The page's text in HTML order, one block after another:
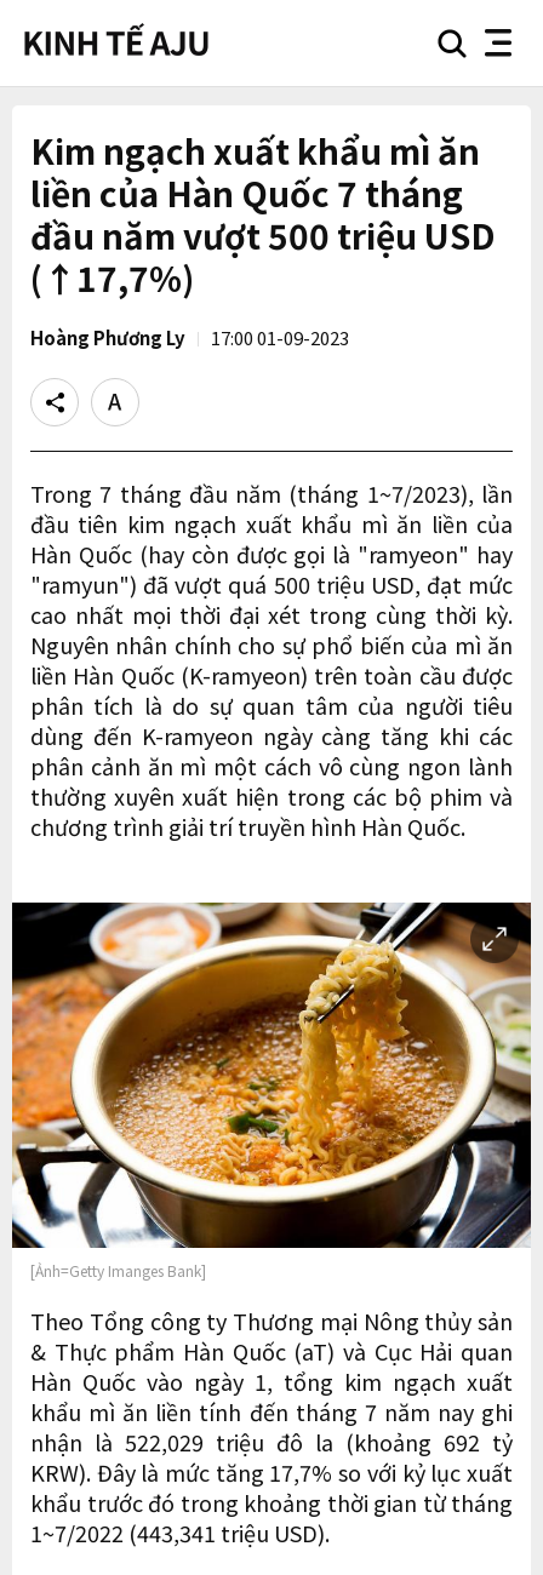
searchnav
Kim ngạch xuất khẩu mì ăn
liền của Hàn Quốc 7 tháng
đầu năm vượt 500 triệu USD
(↑17,7%)
Hoàng Phương Ly 17:00 01-09-2023
Share
Text
size
Trong 7 tháng đầu năm (tháng 1~7/2023), lần
đầu tiên kim ngạch xuất khẩu mì ăn liền của
Hàn Quốc (hay còn được gọi là "ramyeon" hay
"ramyun") đã vượt quá 500 triệu USD, đạt mức
cao nhất mọi thời đại xét trong cùng thời kỳ.
Nguyên nhân chính cho sự phổ biến của mì ăn
liền Hàn Quốc (K-ramyeon) trên toàn cầu được
phân tích là do sự quan tâm của người tiêu
dùng đến K-ramyeon ngày càng tăng khi các
phân cảnh ăn mì một cách vô cùng ngon lành
thường xuyên xuất hiện trong các bộ phim và
chương trình giải trí truyền hình Hàn Quốc.
[Ảnh=Getty Imanges Bank]
Theo Tổng công ty Thương mại Nông thủy sản
& Thực phẩm Hàn Quốc (aT) và Cục Hải quan
Hàn Quốc vào ngày 1, tổng kim ngạch xuất
khẩu mì ăn liền tính đến tháng 7 năm nay ghi
nhận là 522,029 triệu đô la (khoảng 692 tỷ
KRW). Đây là mức tăng 17,7% so với kỷ lục xuất
khẩu trước đó trong khoảng thời gian từ tháng
1~7/2022 (443,341 triệu USD).